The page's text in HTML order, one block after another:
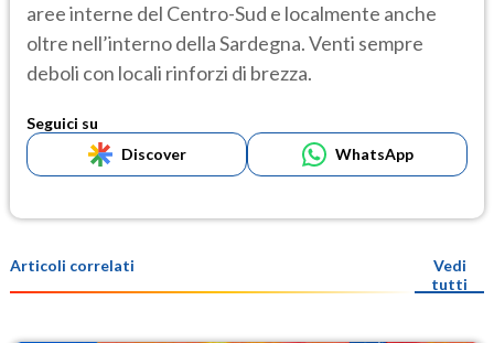
aree interne del Centro-Sud e localmente anche
oltre nell’interno della Sardegna. Venti sempre
deboli con locali rinforzi di brezza.
Seguici su
Discover
WhatsApp
Articoli correlati
Vedi
tutti